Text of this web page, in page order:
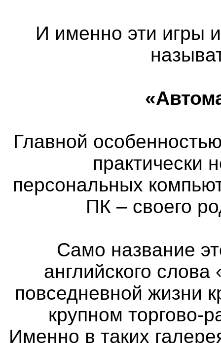
И именно эти игры
Главной
практически
персональных
ПК – своего
Само название
английского
повседневной жизни
крупном торгово-
Именно в таких